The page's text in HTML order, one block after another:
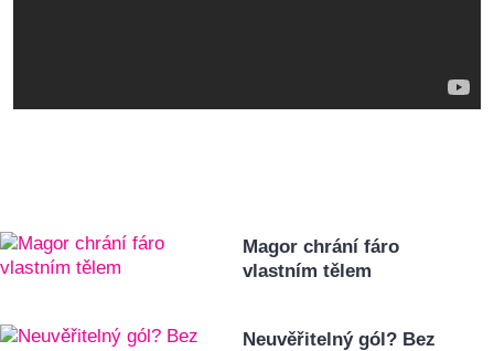
Magor chrání fáro
vlastním tělem
Neuvěřitelný gól? Bez